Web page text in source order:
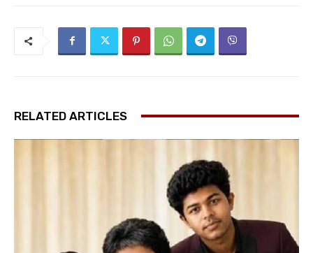
RELATED ARTICLES